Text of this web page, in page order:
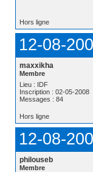
Hors ligne
12-08-
maxxikha
Membre
Lieu : IDF
Inscription : 02-05-2008
Messages : 84
Hors ligne
12-08-
philouseb
Membre